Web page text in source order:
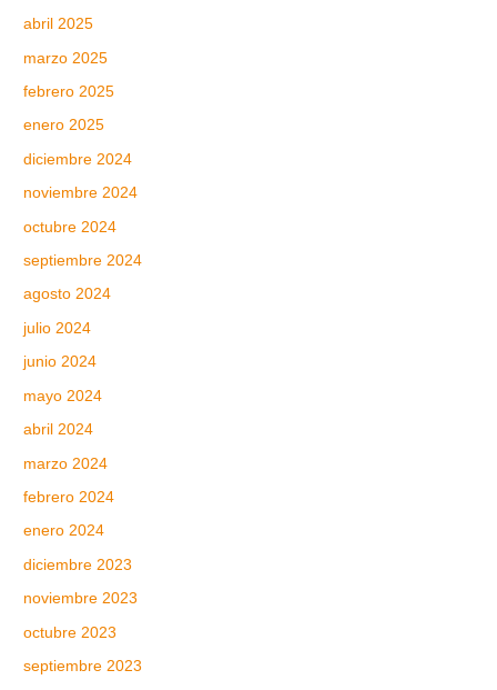
abril 2025
marzo 2025
febrero 2025
enero 2025
diciembre 2024
noviembre 2024
octubre 2024
septiembre 2024
agosto 2024
julio 2024
junio 2024
mayo 2024
abril 2024
marzo 2024
febrero 2024
enero 2024
diciembre 2023
noviembre 2023
octubre 2023
septiembre 2023